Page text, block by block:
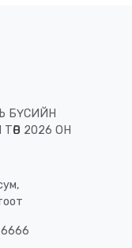
БҮСИЙН
2026 ОН